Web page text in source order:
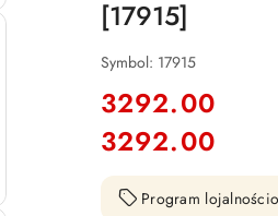
[17915]
Symbol: 17915
cena:
3292.00
Cena:
3292.00
Program